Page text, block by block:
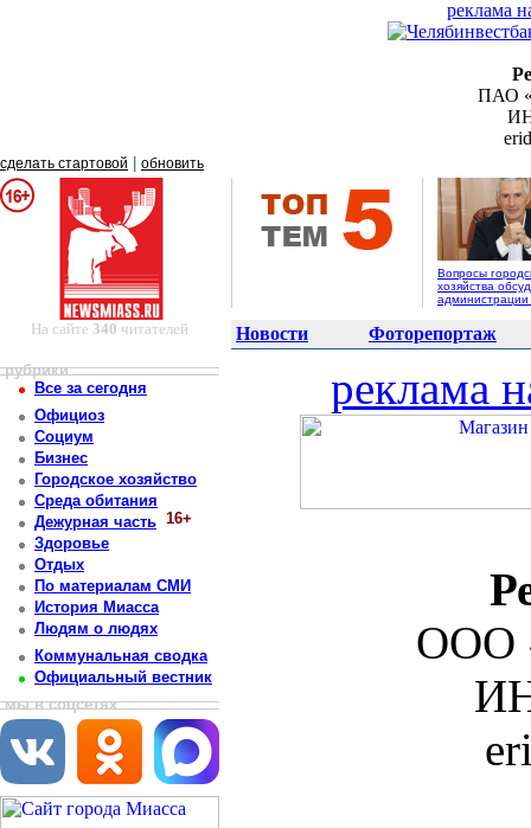
реклама
ПАО
сделать стартовой обновить
Вопросы
хозяйства
На сайте 340 читателей Новости Фоторепортаж
рубрики
Все за сегодня
Официоз
Социум
Бизнес
Городское хозяйство
Среда обитания
Дежурная часть 16+
Здоровье
Отдых
По материалам СМИ
История Миасса
Людям о людях
Коммунальная сводка
Официальный вестник
мы в соцсетях
реклама
ООО